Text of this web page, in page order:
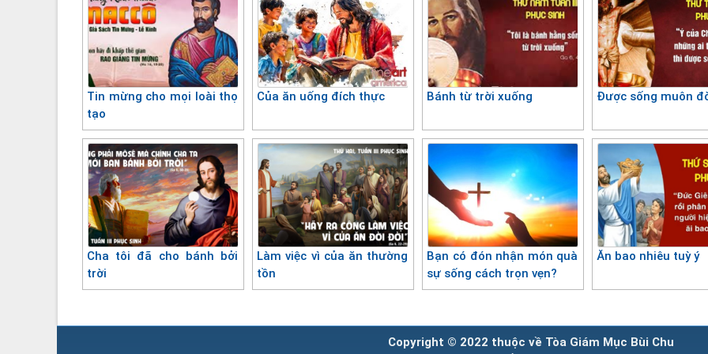
Tin mừng cho mọi loài thọ
tạo
Của ăn uống đích thực Bánh từ trời xuống Được sống muôn
Cha tôi đã cho bánh bởi
trời
Làm việc vì của ăn thường
tồn
Bạn có đón nhận món quà
sự sống cách trọn vẹn?
Ăn bao nhiêu tuỳ ý
Copyright © 2022 thuộc về Tòa Giám Mục Bùi Chu